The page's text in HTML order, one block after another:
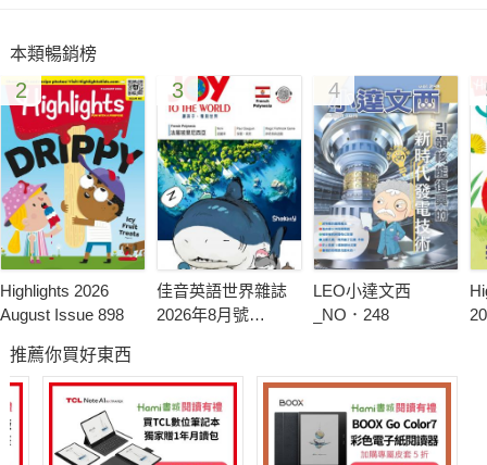
本類暢銷榜
2
Highlights 2026
August Issue 898
3
佳音英語世界雜誌
2026年8月號
4
LEO小達文西
_NO．248
推薦你買好東西